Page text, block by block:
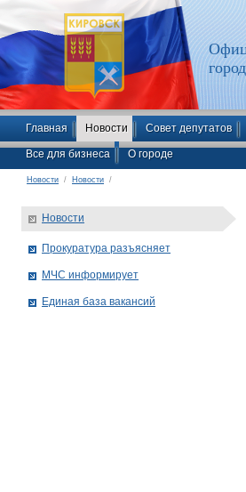
Главная Новости Совет депутатов
Все для бизнеса О городе
Новости / Новости /
Новости
Прокуратура разъясняет
МЧС информирует
Единая база вакансий